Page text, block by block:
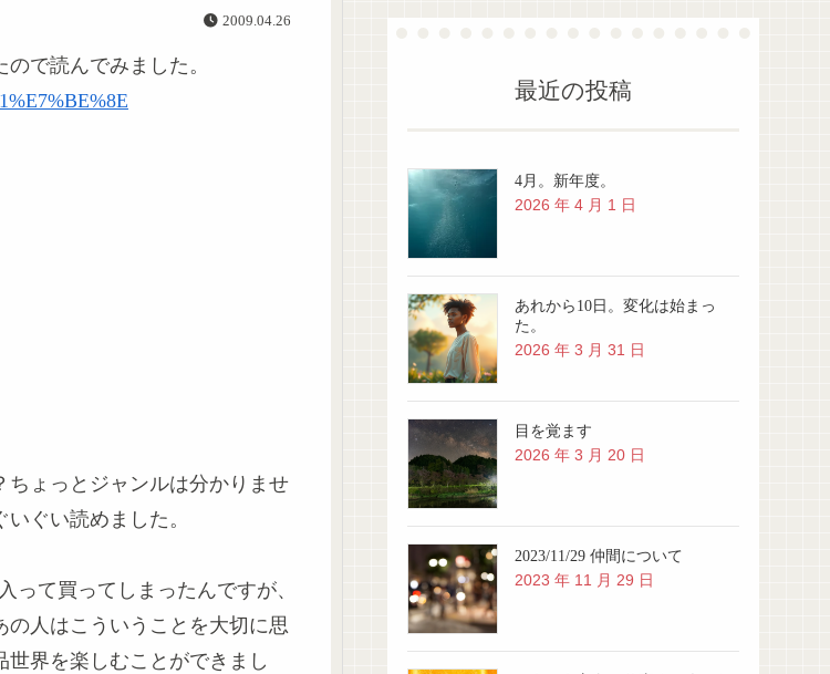
2009.04.26
で読んでみました。
ょっとジャンルは分かりませ
ぐい読めました。
って買ってしまったんですが、
人はこういうことを大切に思
界を楽しむことができまし
最近の投稿
4月。新年度。
2026 年 4 月 1 日
あれから10日。変化は始まっ
た。
2026 年 3 月 31 日
目を覚ます
2026 年 3 月 20 日
2023/11/29 仲間について
2023 年 11 月 29 日